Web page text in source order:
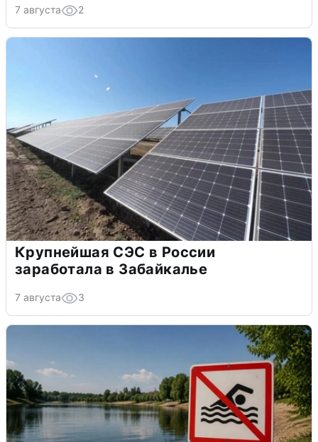
7 августа 2
Крупнейшая СЭС в России
заработала в Забайкалье
7 августа 3